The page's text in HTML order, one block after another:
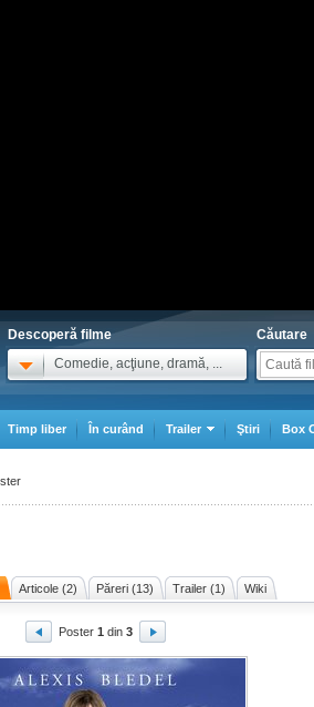
Descoperă filme
Comedie, acţiune, dramă, ...
Căutare
Timp liber În curând Trailer Ştiri Box
Articole (2) Păreri (13) Trailer (1) Wiki
Poster 1 din 3